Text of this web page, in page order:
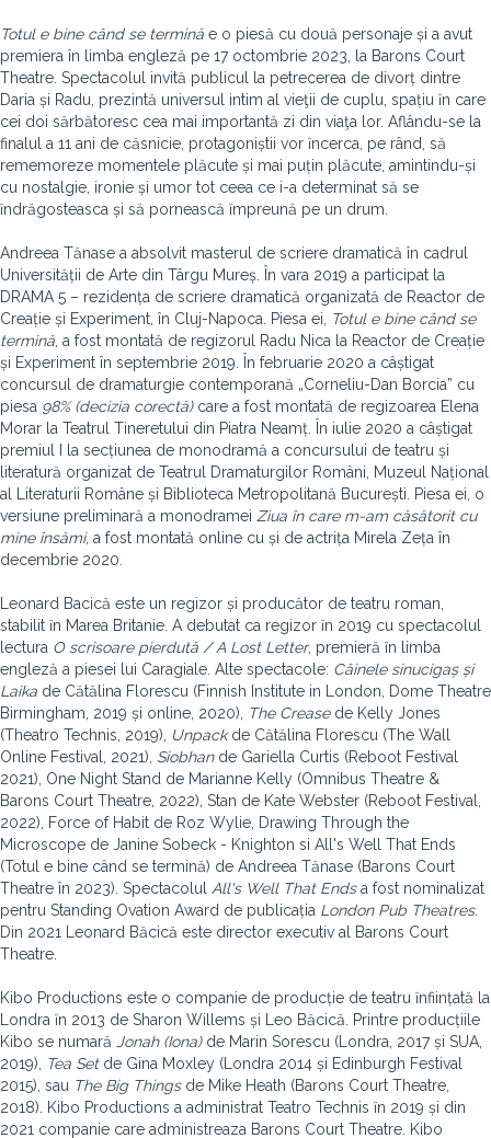
Totul e bine când se termină e o piesă cu două personaje și a avut
premiera în limba engleză pe 17 octombrie 2023, la Barons Court
Theatre. Spectacolul invită publicul la petrecerea de divorț dintre
Daria și Radu, prezintă universul intim al vieţii de cuplu, spațiu ȋn care
cei doi sărbătoresc cea mai importantă zi din viaţa lor. Aflându-se la
finalul a 11 ani de căsnicie, protagoniștii vor ȋncerca, pe rând, să
rememoreze momentele plăcute și mai puțin plăcute, amintindu-și
cu nostalgie, ironie și umor tot ceea ce i-a determinat să se
ȋndrăgosteasca și să pornească ȋmpreună pe un drum.
Andreea Tănase a absolvit masterul de scriere dramatică în cadrul
Universității de Arte din Târgu Mureș. În vara 2019 a participat la
DRAMA 5 – rezidența de scriere dramatică organizată de Reactor de
Creație și Experiment, în Cluj-Napoca. Piesa ei,
Totul e bine când se
termină , a fost montată de regizorul Radu Nica la Reactor de Creație
și Experiment în septembrie 2019. În februarie 2020 a câștigat
concursul de dramaturgie contemporană „Corneliu-Dan Borcia” cu
piesa 98% (decizia corectă)care a fost montată de regizoarea Elena
Morar la Teatrul Tineretului din Piatra Neamț. În iulie 2020 a câștigat
premiul I la secțiunea de monodramă a concursului de teatru și
literatură organizat de Teatrul Dramaturgilor Români, Muzeul Național
al Literaturii Române și Biblioteca Metropolitană București. Piesa ei, o
versiune preliminară a monodramei Ziua în care m-am căsătorit cu
mine însămi, a fost montată online cu și de actrița Mirela Zeța în
decembrie 2020.
Leonard Bacică este un regizor și producător de teatru roman,
stabilit ȋn Marea Britanie. A debutat ca regizor ȋn 2019 cu spectacolul
lectura O scrisoare pierdută / A Lost Letter, premieră ȋn limba
engleză a piesei lui Caragiale. Alte spectacole: Câinele sinucigaș și
Laika de Cătălina Florescu (Finnish Institute in London, Dome Theatre
Birmingham, 2019 și online, 2020),
The Creasede Kelly Jones
(Theatro Technis, 2019),
Unpackde Cătălina Florescu (The Wall
Online Festival, 2021), Siobhande Gariella Curtis (Reboot Festival
2021), One Night Stand de Marianne Kelly (Omnibus Theatre &
Barons Court Theatre, 2022), Stan de Kate Webster (Reboot Festival,
2022), Force of Habit de Roz Wylie, Drawing Through the
Microscope de Janine Sobeck - Knighton si All's Well That Ends
(Totul e bine când se termină) de Andreea Tănase (Barons Court
Theatre în 2023). Spectacolul All's Well That Endsa fost nominalizat
pentru Standing Ovation Award de publicația London Pub Theatres.
Din 2021 Leonard Băcică este director executiv al Barons Court
Theatre.
Kibo Productions este o companie de producție de teatru ȋnființată la
Londra ȋn 2013 de Sharon Willems și Leo Băcică. Printre producțiile
Kibo se numară Jonah (Iona)de Marin Sorescu (Londra, 2017 și SUA,
2019),
Tea Set de Gina Moxley (Londra 2014 și Edinburgh Festival
2015), sau The Big Thingsde Mike Heath (Barons Court Theatre,
2018). Kibo Productions a administrat Teatro Technis ȋn 2019 și din
2021 companie care administreaza Barons Court Theatre. Kibo